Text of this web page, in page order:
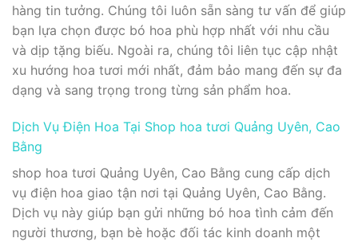
hàng tin tưởng. Chúng tôi luôn sẵn sàng tư vấn để giúp
bạn lựa chọn được bó hoa phù hợp nhất với nhu cầu
và dịp tặng biếu. Ngoài ra, chúng tôi liên tục cập nhật
xu hướng hoa tươi mới nhất, đảm bảo mang đến sự đa
dạng và sang trọng trong từng sản phẩm hoa.
Dịch Vụ Điện Hoa Tại Shop hoa tươi Quảng Uyên, Cao
Bằng
shop hoa tươi Quảng Uyên, Cao Bằng cung cấp dịch
vụ điện hoa giao tận nơi tại Quảng Uyên, Cao Bằng.
Dịch vụ này giúp bạn gửi những bó hoa tình cảm đến
người thương, bạn bè hoặc đối tác kinh doanh một